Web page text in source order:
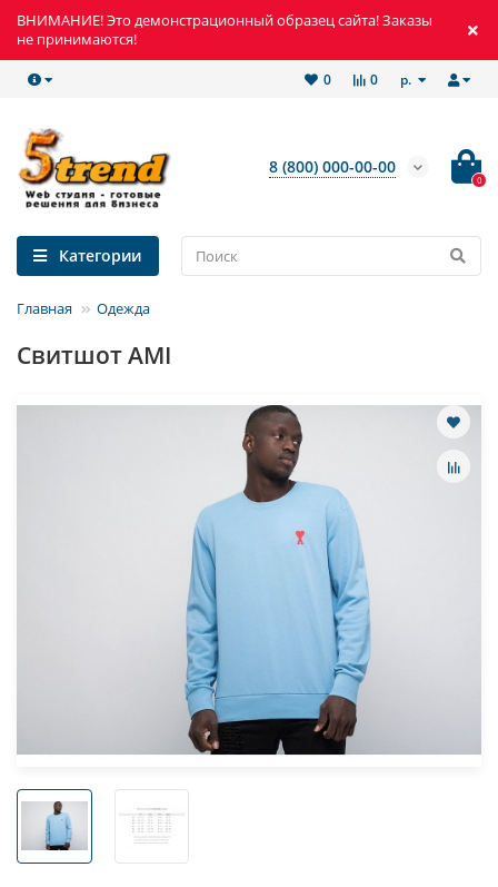
ВНИМАНИЕ! Это демонстрационный образец сайта! Заказы
не принимаются!
р.
0
0
8 (800) 000-00-00
0
Категории
Главная Одежда
Свитшот AMI